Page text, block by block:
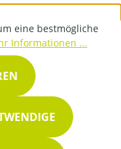
eine bestmögliche
Informationen ...